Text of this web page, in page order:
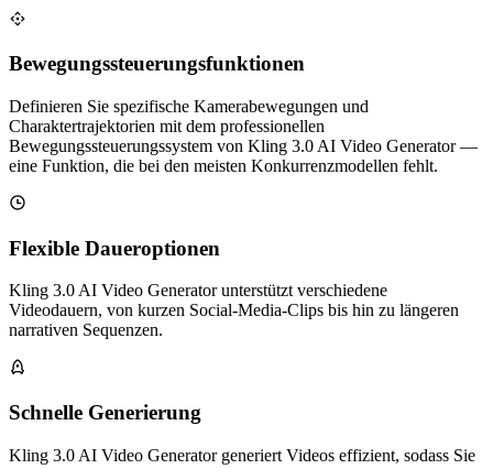
Bewegungssteuerungsfunktionen
Definieren Sie spezifische Kamerabewegungen und
Charaktertrajektorien mit dem professionellen
Bewegungssteuerungssystem von Kling 3.0 AI Video Generator —
eine Funktion, die bei den meisten Konkurrenzmodellen fehlt.
Flexible Daueroptionen
Kling 3.0 AI Video Generator unterstützt verschiedene
Videodauern, von kurzen Social-Media-Clips bis hin zu längeren
narrativen Sequenzen.
Schnelle Generierung
Kling 3.0 AI Video Generator generiert Videos effizient, sodass Sie